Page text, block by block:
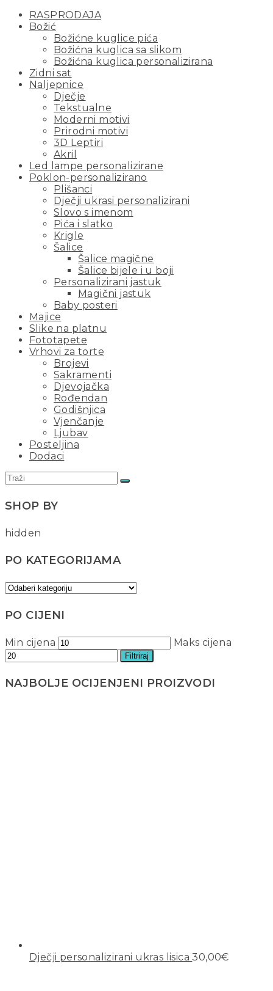
RASPRODAJA
Božić
Božićne kuglice pića
Božićna kuglica sa slikom
Božićna kuglica personalizirana
Zidni sat
Naljepnice
Dječje
Tekstualne
Moderni motivi
Prirodni motivi
3D Leptiri
Akril
Led lampe personalizirane
Poklon-personalizirano
Plišanci
Dječji ukrasi personalizirani
Slovo s imenom
Pića i slatko
Krigle
Šalice
Šalice magične
Šalice bijele i u boji
Personalizirani jastuk
Magični jastuk
Baby posteri
Majice
Slike na platnu
Fototapete
Vrhovi za torte
Brojevi
Sakramenti
Djevojačka
Rođendan
Godišnjica
Vjenčanje
Ljubav
Posteljina
Dodaci
SHOP BY
hidden
PO KATEGORIJAMA
PO CIJENI
Min cijena Maks cijena
Filtriraj
NAJBOLJE OCIJENJENI PROIZVODI
Dječji personalizirani ukras lisica 30,00€